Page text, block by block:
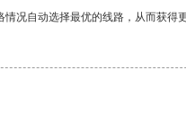
况自动选择最优的线路，从而获得